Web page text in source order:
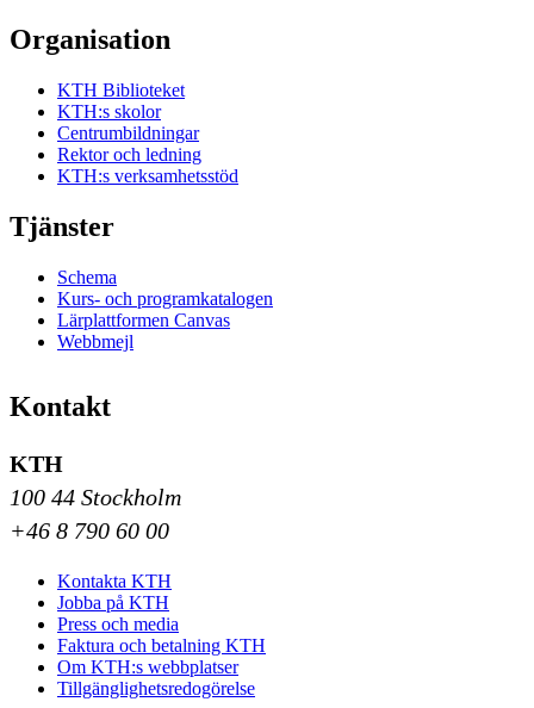
Organisation
KTH Biblioteket
KTH:s skolor
Centrumbildningar
Rektor och ledning
KTH:s verksamhetsstöd
Tjänster
Schema
Kurs- och programkatalogen
Lärplattformen Canvas
Webbmejl
Kontakt
KTH
100 44 Stockholm
+46 8 790 60 00
Kontakta KTH
Jobba på KTH
Press och media
Faktura och betalning KTH
Om KTH:s webbplatser
Tillgänglighetsredogörelse